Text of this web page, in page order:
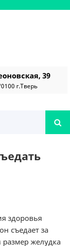
39
г.Тверь
здоровья
съедает за
желудка